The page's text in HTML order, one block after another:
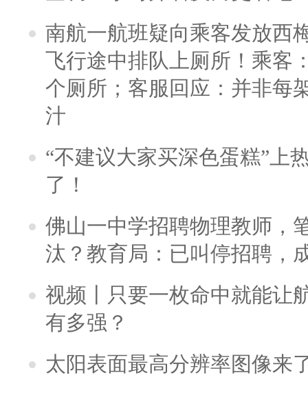
南航一航班疑向乘客发放西
飞行途中排队上厕所！乘客
个厕所；客服回应：并非每
汁
“不建议大家买深色蛋糕”上
了！
佛山一中学招聘物理教师，
汰？教育局：已叫停招聘，
视频丨只要一枚命中就能让
有多强？
太阳表面最高分辨率图像来